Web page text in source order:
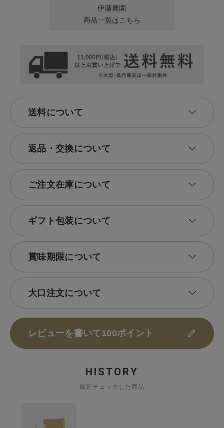
伊藤農園
商品一覧はこちら
送料について
返品・交換について
ご注文在庫について
ギフト包装について
賞味期限について
大口注文について
レビューを書いて100ポイント
HISTORY
最近チェックした商品